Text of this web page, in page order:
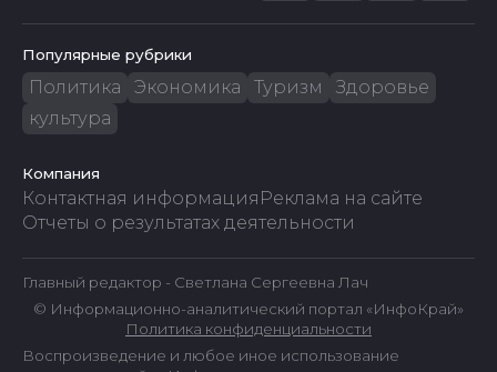
Популярные рубрики
Политика Экономика Туризм
Здоровье
культура
Компания
Контактная информация Реклама на сайте
Отчеты о результатах деятельности
Главный редактор - Светлана Сергеевна Лач
© Информационно-аналитический портал «ИнфоКрай»
Политика конфиденциальности
Воспроизведение и любое иное использование